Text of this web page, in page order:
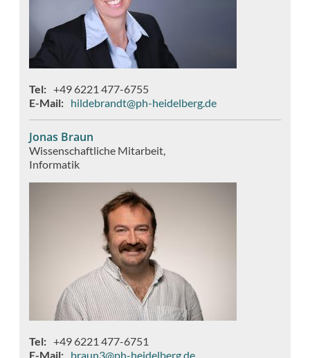
Tel
+49 6221 477-6755
E-Mail
hildebrandt@ph-heidelberg.de
Jonas Braun
Wissenschaftliche Mitarbeit
Informatik
Tel
+49 6221 477-6751
E-Mail
braun3@ph-heidelberg.de